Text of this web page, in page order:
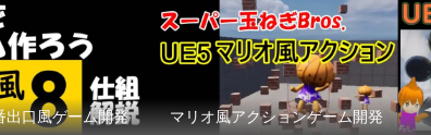
出口風ゲーム開発 マリオ風アクションゲーム開発